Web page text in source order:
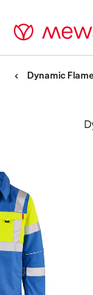
Dynamic